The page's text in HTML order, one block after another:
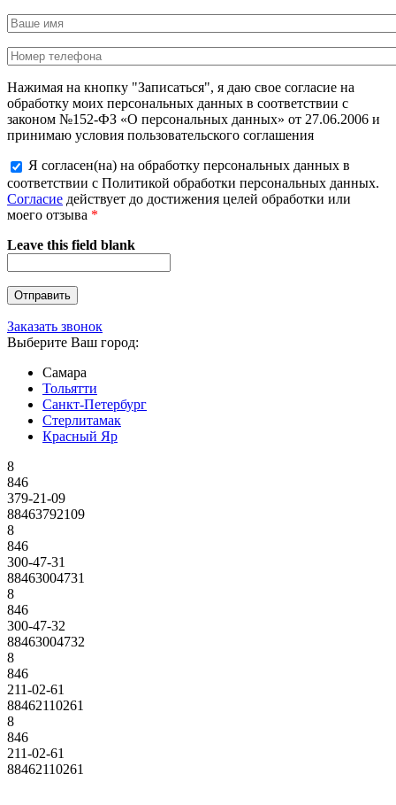
Нажимая на кнопку "Записаться", я даю свое согласие на
обработку моих персональных данных в соответствии с
законом №152-ФЗ «О персональных данных» от 27.06.2006 и
принимаю условия пользовательского соглашения
Я согласен(на) на обработку персональных данных в
соответствии с Политикой обработки персональных данных.
Согласие действует до достижения целей обработки или
моего отзыва *
Leave this field blank
Заказать звонок
Выберите Ваш город:
Самара
Тольятти
Санкт-Петербург
Стерлитамак
Красный Яр
8
846
379-21-09
88463792109
8
846
300-47-31
88463004731
8
846
300-47-32
88463004732
8
846
211-02-61
88462110261
8
846
211-02-61
88462110261